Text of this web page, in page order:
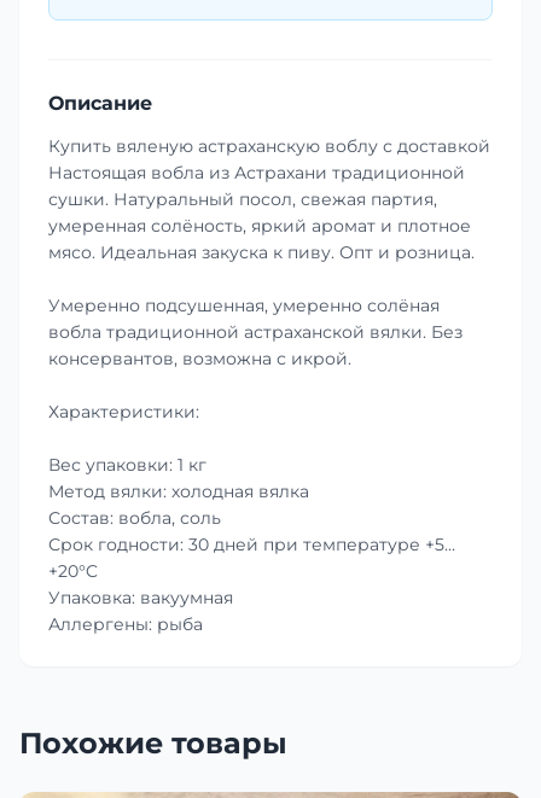
Описание
Купить вяленую астраханскую воблу с доставкой
Настоящая вобла из Астрахани традиционной
сушки. Натуральный посол, свежая партия,
умеренная солёность, яркий аромат и плотное
мясо. Идеальная закуска к пиву. Опт и розница.
Умеренно подсушенная, умеренно солёная
вобла традиционной астраханской вялки. Без
консервантов, возможна с икрой.
Характеристики:
Вес упаковки: 1 кг
Метод вялки: холодная вялка
Состав: вобла, соль
Срок годности: 30 дней при температуре +5…
+20°C
Упаковка: вакуумная
Аллергены: рыба
Похожие товары